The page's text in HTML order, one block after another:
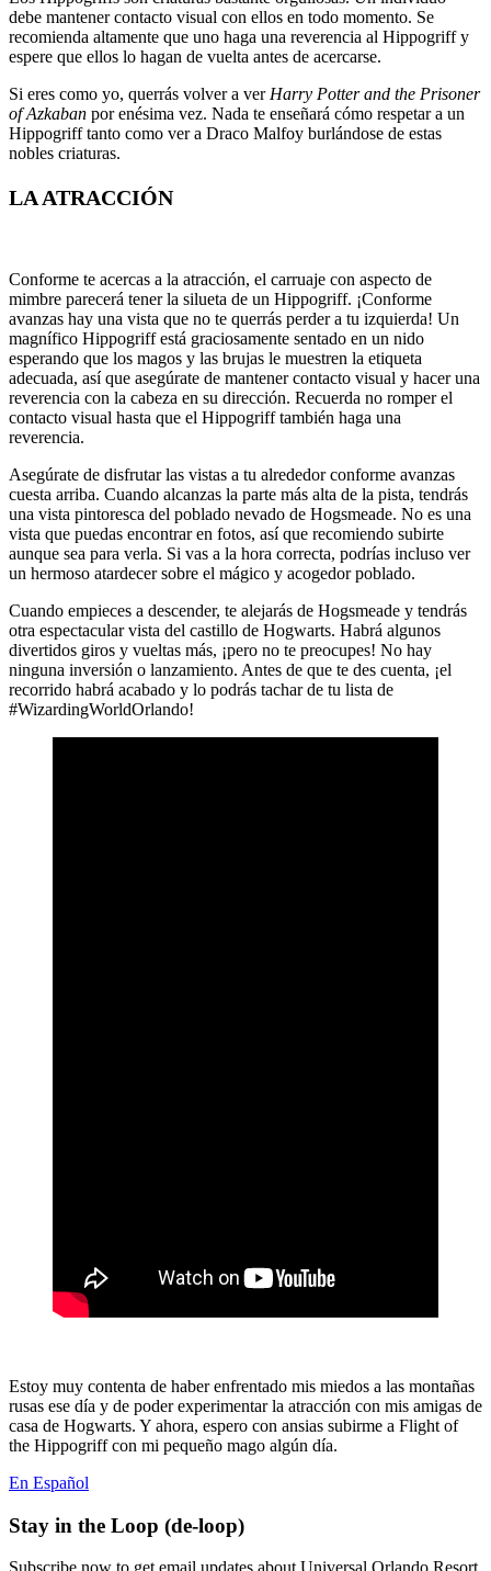
debe mantener contacto visual con ellos en todo momento. Se
recomienda altamente que uno haga una reverencia al Hippogriff y
espere que ellos lo hagan de vuelta antes de acercarse.
Si eres como yo, querrás volver a ver Harry Potter and the Prisoner
of Azkaban por enésima vez. Nada te enseñará cómo respetar a un
Hippogriff tanto como ver a Draco Malfoy burlándose de estas
nobles criaturas.
LA ATRACCIÓN
Conforme te acercas a la atracción, el carruaje con aspecto de
mimbre parecerá tener la silueta de un Hippogriff. ¡Conforme
avanzas hay una vista que no te querrás perder a tu izquierda! Un
magnífico Hippogriff está graciosamente sentado en un nido
esperando que los magos y las brujas le muestren la etiqueta
adecuada, así que asegúrate de mantener contacto visual y hacer una
reverencia con la cabeza en su dirección. Recuerda no romper el
contacto visual hasta que el Hippogriff también haga una
reverencia.
Asegúrate de disfrutar las vistas a tu alrededor conforme avanzas
cuesta arriba. Cuando alcanzas la parte más alta de la pista, tendrás
una vista pintoresca del poblado nevado de Hogsmeade. No es una
vista que puedas encontrar en fotos, así que recomiendo subirte
aunque sea para verla. Si vas a la hora correcta, podrías incluso ver
un hermoso atardecer sobre el mágico y acogedor poblado.
Cuando empieces a descender, te alejarás de Hogsmeade y tendrás
otra espectacular vista del castillo de Hogwarts. Habrá algunos
divertidos giros y vueltas más, ¡pero no te preocupes! No hay
ninguna inversión o lanzamiento. Antes de que te des cuenta, ¡el
recorrido habrá acabado y lo podrás tachar de tu lista de
#WizardingWorldOrlando!
Estoy muy contenta de haber enfrentado mis miedos a las montañas
rusas ese día y de poder experimentar la atracción con mis amigas de
casa de Hogwarts. Y ahora, espero con ansias subirme a Flight of
the Hippogriff con mi pequeño mago algún día.
En Español
Stay in the Loop (de-loop)